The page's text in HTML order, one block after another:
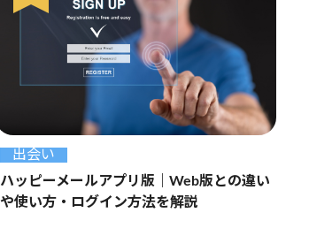
出会い
ハッピーメールアプリ版｜Web版との違い
や使い方・ログイン方法を解説